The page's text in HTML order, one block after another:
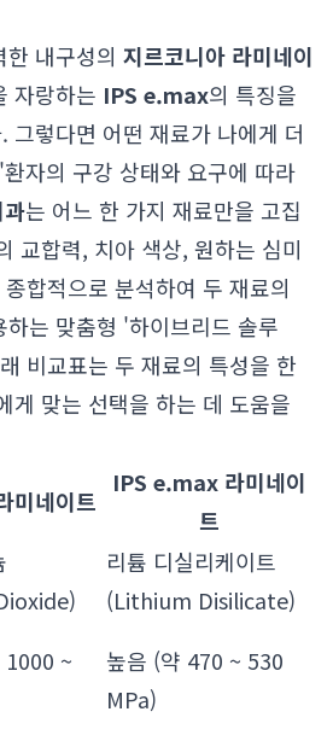
내구성의 지르코니아 라미네이
자랑하는 IPS e.max의 특징을
그렇다면 어떤 재료가 나에게 더
자의 구강 상태와 요구에 따라
는 어느 한 가지 재료만을 고집
교합력, 치아 색상, 원하는 심미
합적으로 분석하여 두 재료의
는 맞춤형 '하이브리드 솔루
비교표는 두 재료의 특성을 한
게 맞는 선택을 하는 데 도움을
미네이트
IPS e.max 라미네이
트
리튬 디실리케이트
(Lithium Disilicate)
1000 ~
높음 (약 470 ~ 530
MPa)